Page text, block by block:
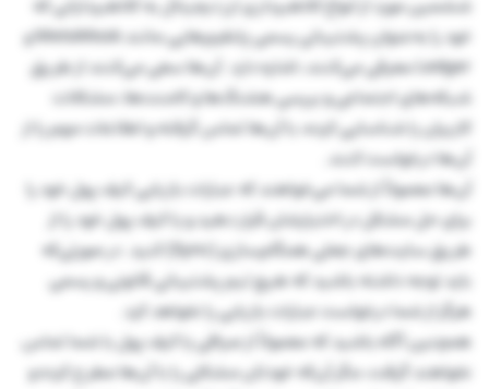
خود را به‌عنوان پشتیبانی رسمی پلتفرم‌هایی مانند MetaMask و
Ledger معرفی می‌کنند، اشاره دارد. آن‌ها سعی می‌کنند از طریق
شبکه‌های اجتماعی و بررسی هشتگ‌ها و کامنت‌ها، مشکلات
کاربران را شناسایی کرده، با آن‌ها تماس گرفته و اطلاعات مهم را از
آن‌ها درخواست کنند.
آن‌ها معمولاً از شما می‌خواهند که عبارات بازیابی کیف پول خود را
برای حل مشکل در اختیارشان قرار دهید و یا کیف پول خود را از
طریق سایت‌های جعلی همگام‌سازی (Sync) کنید. در صورتی‌که
باید توجه داشته باشید که هیچ تیم پشتیبانی قانونی و رسمی
هرگز از شما درخواست عبارات بازیابی را نخواهد کرد.
همچنین آگاه باشید که معمولاً از صرافی یا کیف پول با شما تماس
نخواهند گرفت، مگر آن‌که خودتان مشکلی را با آن‌ها مطرح کرده و